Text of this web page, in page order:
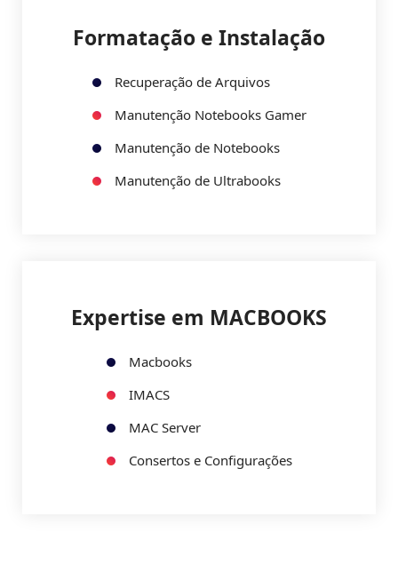
Formatação e Instalação
Recuperação de Arquivos
Manutenção Notebooks Gamer
Manutenção de Notebooks
Manutenção de Ultrabooks
Expertise em MACBOOKS
Macbooks
IMACS
MAC Server
Consertos e Configurações